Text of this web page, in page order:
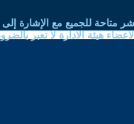
متاحة للجميع مع الإشارة إلى
هيئة الادارة لا تعبر